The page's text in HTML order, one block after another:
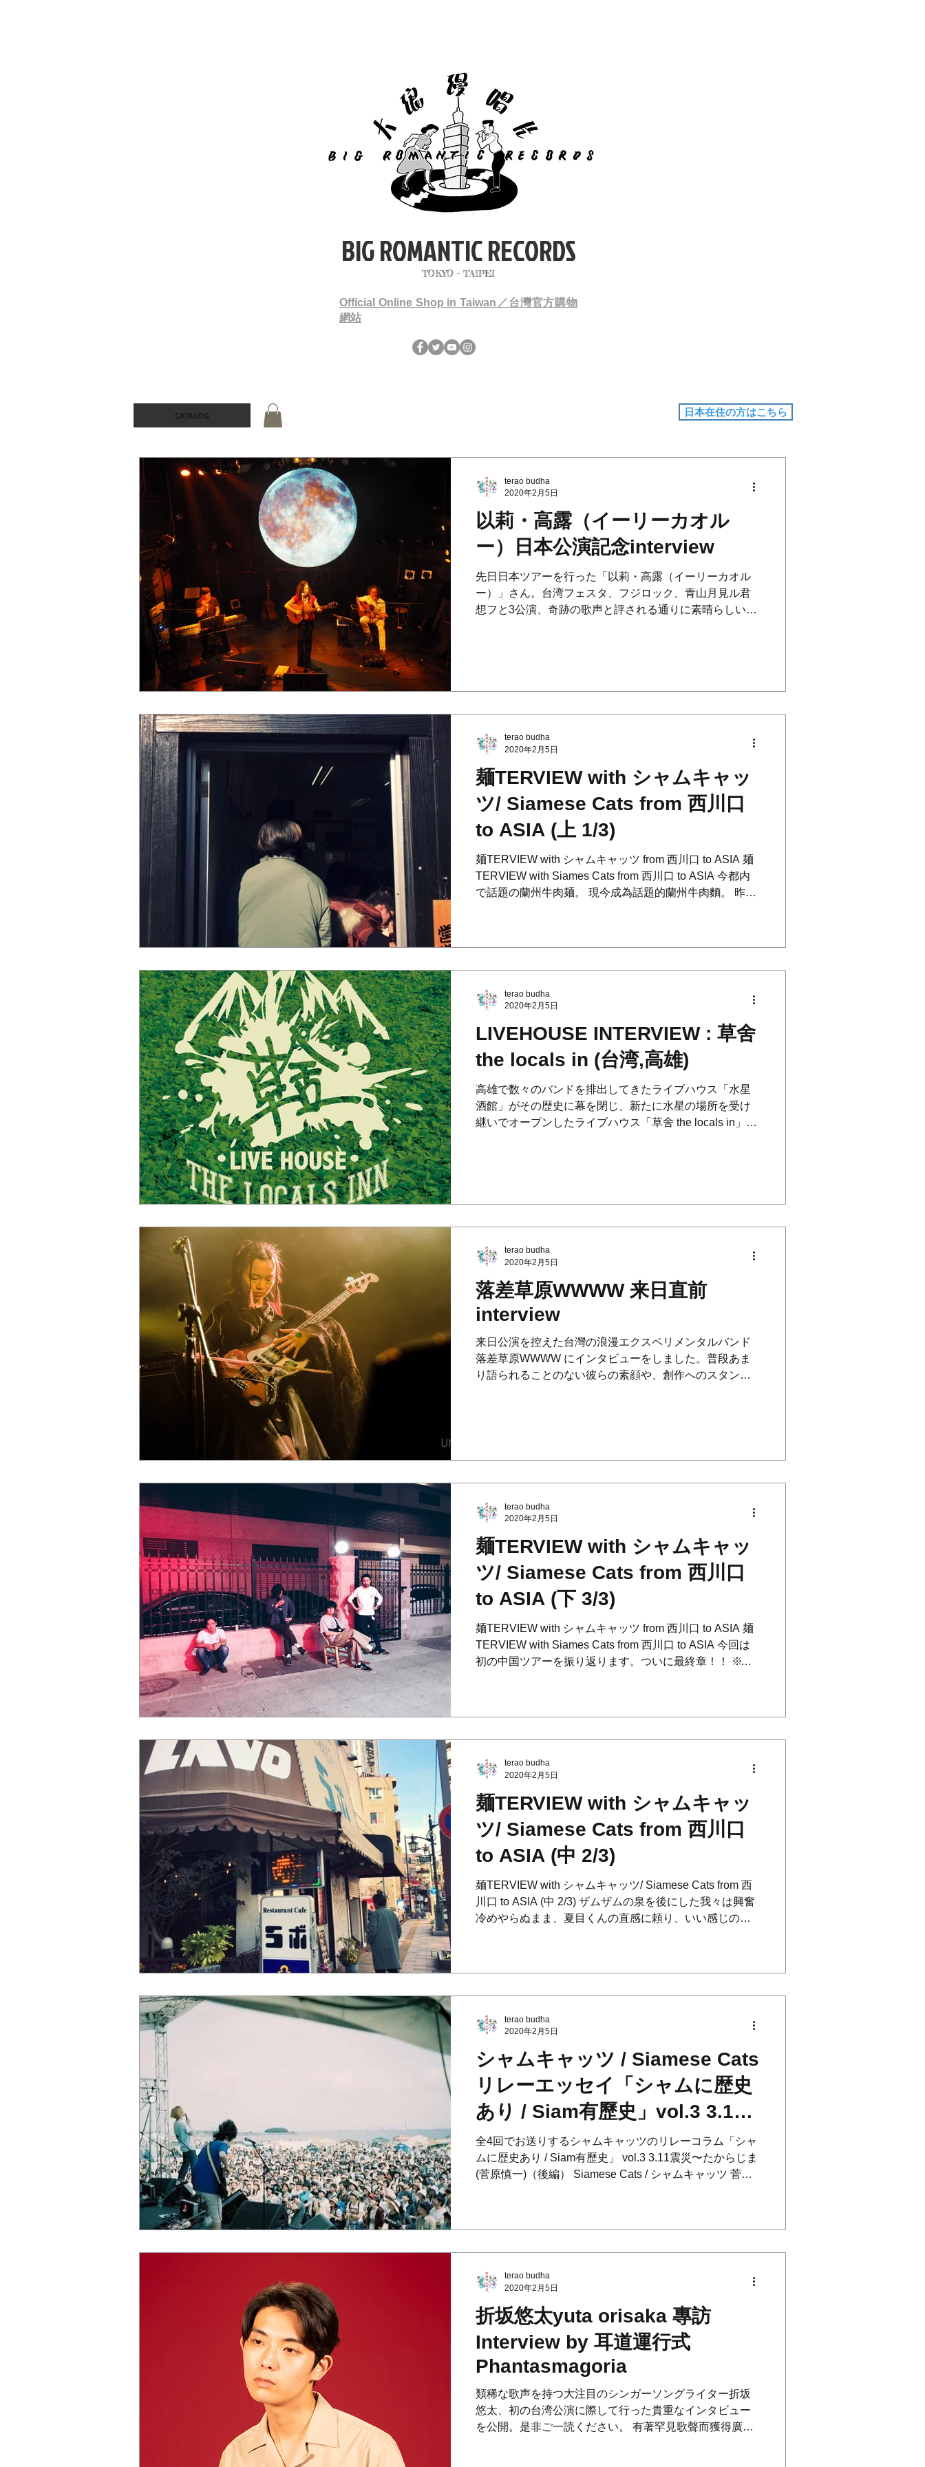
BIG ROMANTIC RECORDS
TOKYO - TAIPEI
Official Online Shop in Taiwan／台灣官方購物
網站
CATALOG 日本在住の方はこちら
以莉・高露（イーリーカオル
ー）日本公演記念interview
先日日本ツアーを行った「以莉・高露（イーリーカオル
ー）」さん。台湾フェスタ、フジロック、青山月見ル君
想フと3公演、奇跡の歌声と評される通りに素晴らしいパ
terao budha
2020年2月5日
麺TERVIEW with シャムキャッ
ツ/ Siamese Cats from 西川口
to ASIA (上 1/3)
麺TERVIEW with シャムキャッツ from 西川口 to ASIA 麺
TERVIEW with Siames Cats from 西川口 to ASIA 今都内
で話題の蘭州牛肉麺。 現今成為話題的蘭州牛肉麵。 昨年
terao budha
2020年2月5日
LIVEHOUSE INTERVIEW : 草舍
the locals in (台湾,高雄)
高雄で数々のバンドを排出してきたライブハウス「水星
酒館」がその歴史に幕を閉じ、新たに水星の場所を受け
継いでオープンしたライブハウス「草舍 the locals in」へ
terao budha
2020年2月5日
落差草原WWWW 来日直前
interview
来日公演を控えた台灣の浪漫エクスペリメンタルバンド
落差草原WWWW にインタビューをしました。普段あま
り語られることのない彼らの素顔や、創作へのスタンス
terao budha
2020年2月5日
麺TERVIEW with シャムキャッ
ツ/ Siamese Cats from 西川口
to ASIA (下 3/3)
麺TERVIEW with シャムキャッツ from 西川口 to ASIA 麺
TERVIEW with Siames Cats from 西川口 to ASIA 今回は
初の中国ツアーを振り返ります。ついに最終章！！ ※文
terao budha
2020年2月5日
麺TERVIEW with シャムキャッ
ツ/ Siamese Cats from 西川口
to ASIA (中 2/3)
麺TERVIEW with シャムキャッツ/ Siamese Cats from 西
川口 to ASIA (中 2/3) ザムザムの泉を後にした我々は興奮
冷めやらぬまま、夏目くんの直感に頼り、いい感じの喫
terao budha
2020年2月5日
シャムキャッツ / Siamese Cats
リレーエッセイ「シャムに歴史
あり / Siam有歷史」vol.3 3.11
震災〜たからじま〜AFTER
HOURS（後編）
全4回でお送りするシャムキャッツのリレーコラム「シャ
ムに歴史あり / Siam有歷史」 vol.3 3.11震災〜たからじま
(菅原慎一)（後編） Siamese Cats / シャムキャッツ 菅原
terao budha
2020年2月5日
折坂悠太yuta orisaka 專訪
Interview by 耳道運行式
Phantasmagoria
類稀な歌声を持つ大注目のシンガーソングライター折坂
悠太、初の台湾公演に際して行った貴重なインタビュー
を公開。是非ご一読ください。 有著罕見歌聲而獲得廣大
terao budha
2020年2月5日